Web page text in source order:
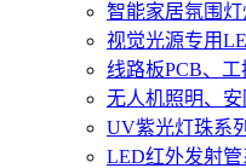
智能家居氛围
视觉光源专用
线路板PCB、
无人机照明、
UV紫光灯珠系列
LED红外发射管